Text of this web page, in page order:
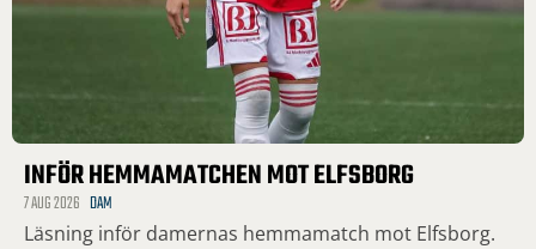
INFÖR HEMMAMATCHEN MOT ELFSBORG
7 AUG 2026 DAM
Läsning inför damernas hemmamatch mot Elfsborg.